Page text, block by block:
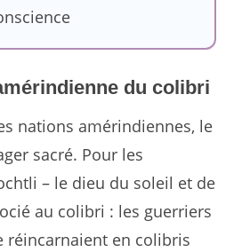
du colibri
nations amérindiennes, le
sacré. Pour les
– le dieu du soleil et de
au colibri : les guerriers
réincarnaient en colibris